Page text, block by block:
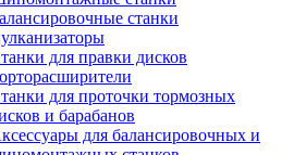
станки
для правки дисков
для проточки тормозных
и барабанов
для балансировочных и